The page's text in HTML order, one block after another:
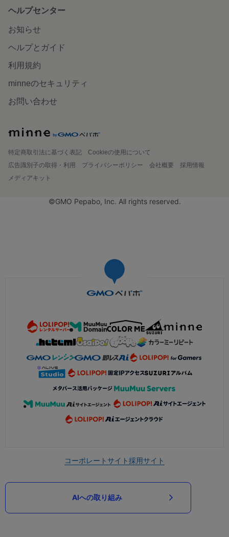
ヘルプセンター
お知らせ
ヘルプとガイド
利用規約
minneのセキュリティ
お問い合わせ
特定商取引法に基づく表記
Cookieの使用について
広告識別子の取得・利用
プライバシーポリシー 会社概要
採用情報
メディアキット
©GMO Pepabo, Inc. All rights reserved.
コーポレートサイト採用サイト
AIへの取り組み